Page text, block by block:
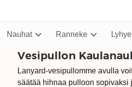
Nauhat Ranneke
Vesipullon
Lanyard-vesipullomme avulla
säätää hihnaa pulloon sopivaksi